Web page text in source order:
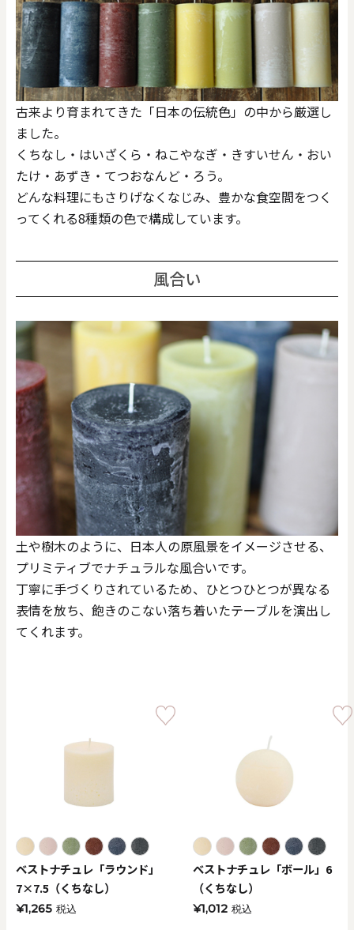
古来より育まれてきた「日本の伝統色」の中から厳選し
ました。
くちなし・はいざくら・ねこやなぎ・きすいせん・おい
たけ・あずき・てつおなんど・ろう。
どんな料理にもさりげなくなじみ、豊かな食空間をつく
ってくれる8種類の色で構成しています。
風合い
土や樹木のように、日本人の原風景をイメージさせる、
プリミティブでナチュラルな風合いです。
丁寧に手づくりされているため、ひとつひとつが異なる
表情を放ち、飽きのこない落ち着いたテーブルを演出し
てくれます。
ベストナチュレ「ラウンド」
7×7.5（くちなし）
¥1,265 税込
ベストナチュレ「ボール」6
（くちなし）
¥1,012 税込